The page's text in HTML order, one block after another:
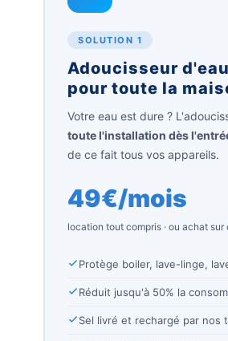
SOLUTION 1
Adoucisseur d'eau
pour toute la
Votre eau est dure ?
toute l'installation dès
de ce fait tous vos appareils.
49€/mois
location tout compris · ou achat sur
Protège boiler, lave-linge,
Réduit jusqu'à 50% la
Sel livré et rechargé par nos